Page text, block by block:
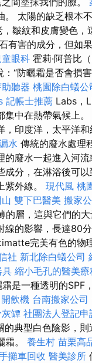
太陽的缺乏根本
皺紋和皮膚變色
有害的成分，但如
童眼科 霍莉·阿普比
“防曬霜是否會損
聽器 桃園除白蟻公
記帳士推薦 Labs，
中在熱帶氣候上。
印度洋，太平洋
水 傳統的廢水處理
廢水一起進入河流
分，在淋浴後可以
紫外線。 現代風 桃
雙下巴醫美 搬家
層，這與它們的大
的影響，長達80分
完美有色的物
社 新北除白蟻公司
具 縮小毛孔的醫美療
是一種透明的SPF
開飲機 台南搬家公司
罈 社團法人登記申
的典型白色陰影，
霜。 養生村 苗栗高
攤車回收 醫美診所